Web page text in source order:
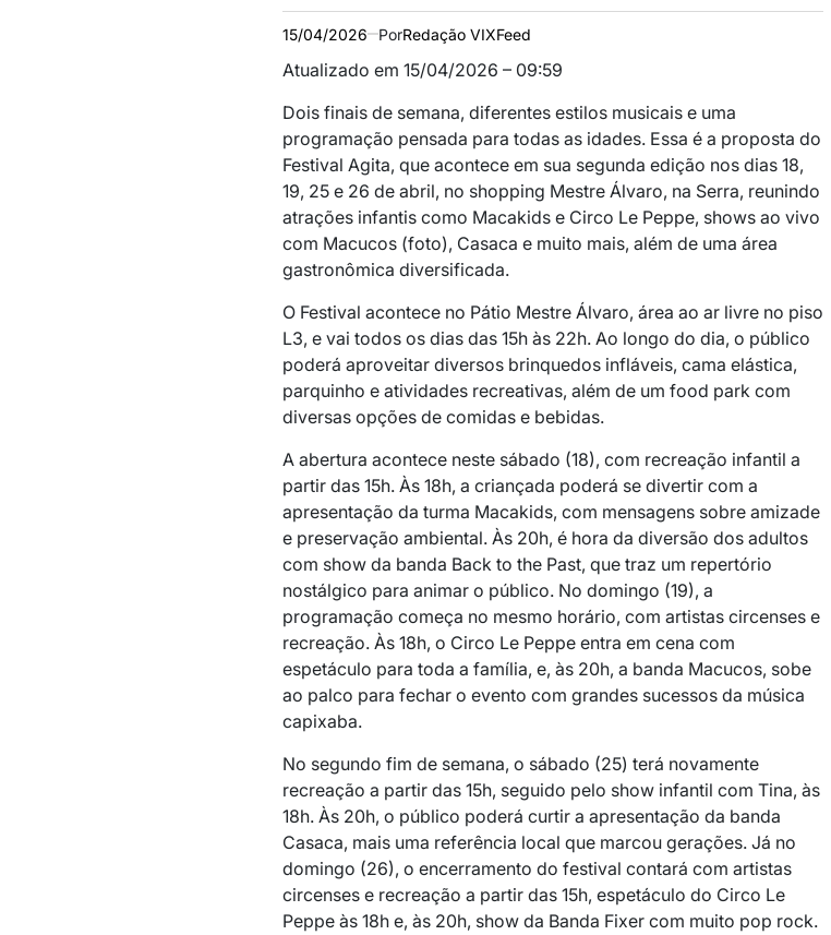
15/04/2026 PorRedação VIXFeed
Atualizado em 15/04/2026 – 09:59
Dois finais de semana, diferentes estilos musicais e uma
programação pensada para todas as idades. Essa é a proposta do
Festival Agita, que acontece em sua segunda edição nos dias 18,
19, 25 e 26 de abril, no shopping Mestre Álvaro, na Serra, reunindo
atrações infantis como Macakids e Circo Le Peppe, shows ao vivo
com Macucos (foto), Casaca e muito mais, além de uma área
gastronômica diversificada.
O Festival acontece no Pátio Mestre Álvaro, área ao ar livre no piso
L3, e vai todos os dias das 15h às 22h. Ao longo do dia, o público
poderá aproveitar diversos brinquedos infláveis, cama elástica,
parquinho e atividades recreativas, além de um food park com
diversas opções de comidas e bebidas.
A abertura acontece neste sábado (18), com recreação infantil a
partir das 15h. Às 18h, a criançada poderá se divertir com a
apresentação da turma Macakids, com mensagens sobre amizade
e preservação ambiental. Às 20h, é hora da diversão dos adultos
com show da banda Back to the Past, que traz um repertório
nostálgico para animar o público. No domingo (19), a
programação começa no mesmo horário, com artistas circenses e
recreação. Às 18h, o Circo Le Peppe entra em cena com
espetáculo para toda a família, e, às 20h, a banda Macucos, sobe
ao palco para fechar o evento com grandes sucessos da música
capixaba.
No segundo fim de semana, o sábado (25) terá novamente
recreação a partir das 15h, seguido pelo show infantil com Tina, às
18h. Às 20h, o público poderá curtir a apresentação da banda
Casaca, mais uma referência local que marcou gerações. Já no
domingo (26), o encerramento do festival contará com artistas
circenses e recreação a partir das 15h, espetáculo do Circo Le
Peppe às 18h e, às 20h, show da Banda Fixer com muito pop rock.